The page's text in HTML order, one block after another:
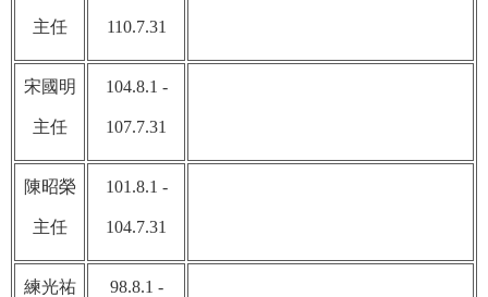
主任 110.7.31
宋國明
主任
104.8.1 -
107.7.31
陳昭榮
主任
101.8.1 -
104.7.31
練光祐 98.8.1 -